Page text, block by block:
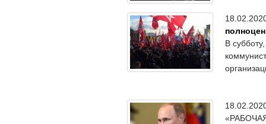
В